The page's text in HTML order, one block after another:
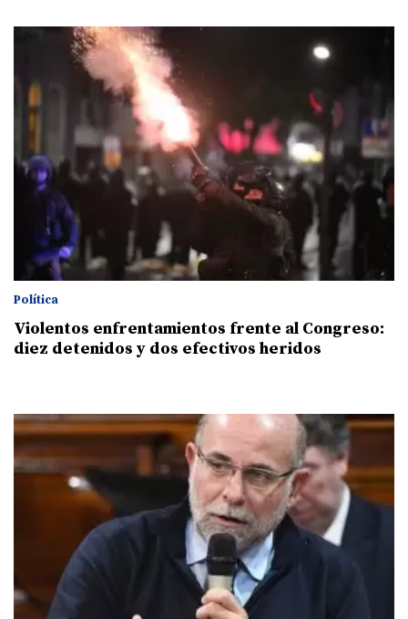
Política
Violentos enfrentamientos frente al Congreso:
diez detenidos y dos efectivos heridos